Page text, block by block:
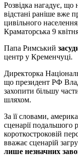
Розвідка нагадує, що
відстані раніше вже
цивільного
Краматорська 9
Папа Римський
центр у Кременчуці.
Директорка
що президент РФ
захопити більшу
шляхом.
За її словами,
сценарії подальшого
короткостроковій
вважає сценарій
лише незначних